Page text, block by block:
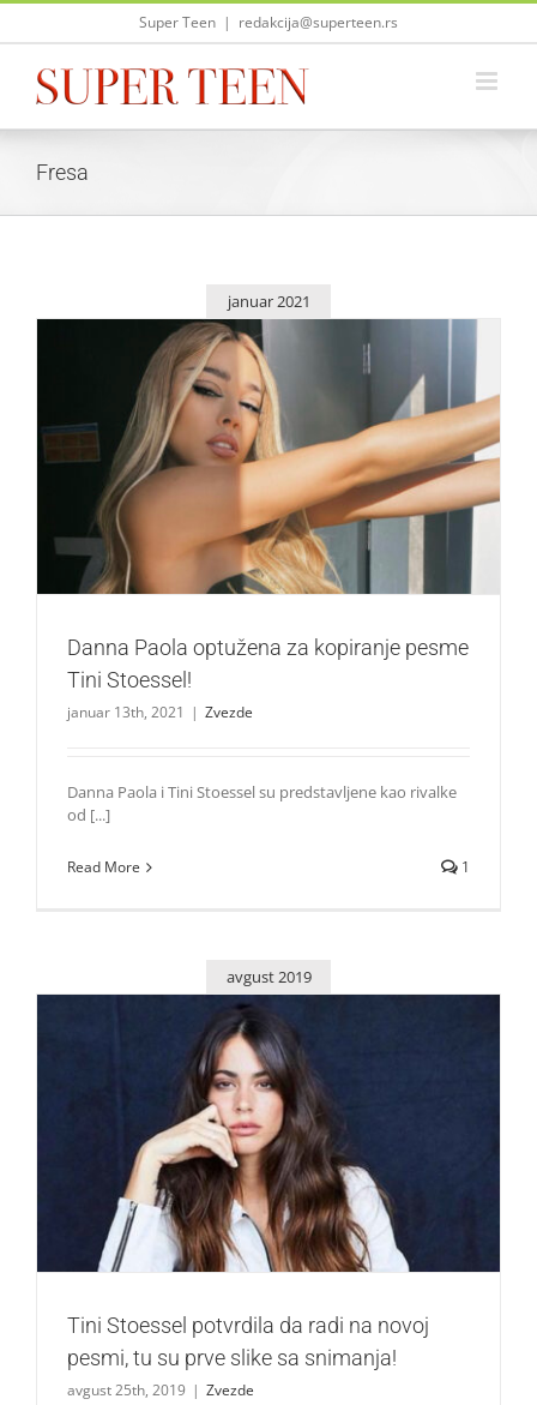
Skip
Super Teen | redakcija@superteen.rs
Fresa
januar 2021
Danna Paola optužena za kopiranje pesme Tini Stoessel!
Zvezde
Danna Paola optužena za kopiranje pesme
Tini Stoessel!
januar 13th, 2021 | Zvezde
Danna Paola i Tini Stoessel su predstavljene kao rivalke
od [...]
Read More 1
avgust 2019
Tini Stoessel potvrdila da radi na novoj pesmi, tu su prve
slike sa snimanja!
Zvezde
Tini Stoessel potvrdila da radi na novoj
pesmi, tu su prve slike sa snimanja!
avgust 25th, 2019 | Zvezde